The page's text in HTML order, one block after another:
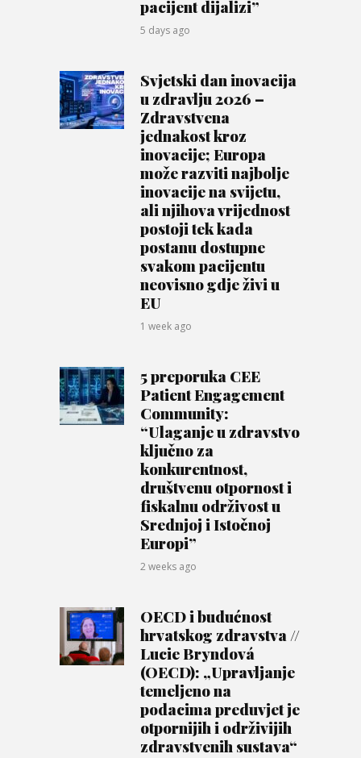
pacijent dijalizi”
5 days ago
Svjetski dan inovacija
u zdravlju 2026 –
Zdravstvena
jednakost kroz
inovacije; Europa
može razviti najbolje
inovacije na svijetu,
ali njihova vrijednost
postoji tek kada
postanu dostupne
svakom pacijentu
neovisno gdje živi u
EU
1 week ago
5 preporuka CEE
Patient Engagement
Community:
“Ulaganje u zdravstvo
ključno za
konkurentnost,
društvenu otpornost i
fiskalnu održivost u
Srednjoj i Istočnoj
Europi”
2 weeks ago
OECD i budućnost
hrvatskog zdravstva //
Lucie Bryndová
(OECD): „Upravljanje
temeljeno na
podacima preduvjet je
otpornijih i održivijih
zdravstvenih sustava“